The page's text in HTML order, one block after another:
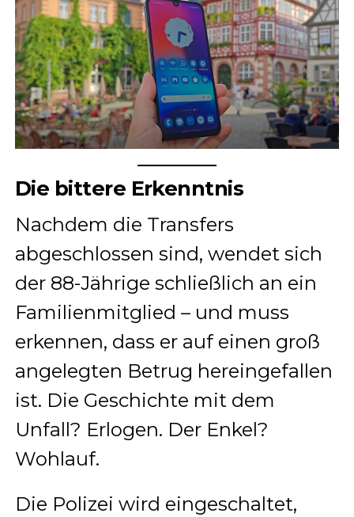
Die bittere Erkenntnis
Nachdem die Transfers
abgeschlossen sind, wendet sich
der 88-Jährige schließlich an ein
Familienmitglied – und muss
erkennen, dass er auf einen groß
angelegten Betrug hereingefallen
ist. Die Geschichte mit dem
Unfall? Erlogen. Der Enkel?
Wohlauf.
Die Polizei wird eingeschaltet,